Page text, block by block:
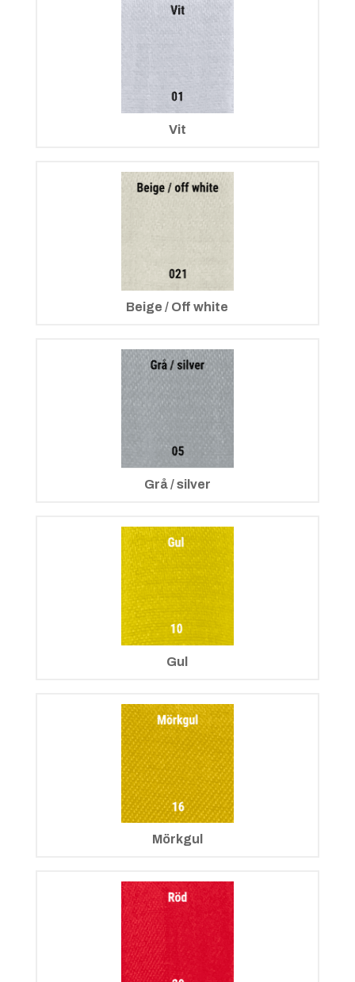
Vit
Beige / Off white
Grå / silver
Gul
Mörkgul